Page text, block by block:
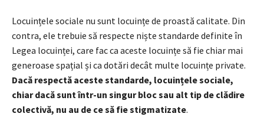
Locuințele sociale nu sunt locuințe de proastă calitate. Din
contra, ele trebuie să respecte niște standarde definite în
Legea locuinței, care fac ca aceste locuințe să fie chiar mai
generoase spațial și ca dotări decât multe locuințe private.
Dacă respectă aceste standarde, locuințele sociale,
chiar dacă sunt într-un singur bloc sau alt tip de clădire
colectivă, nu au de ce să fie stigmatizate.